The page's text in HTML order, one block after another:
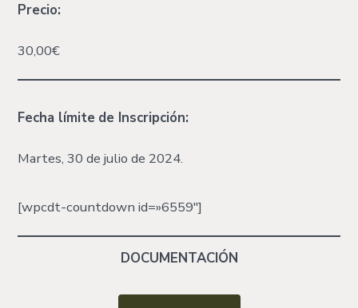
Precio:
30,00€
Fecha límite de Inscripción:
Martes, 30 de julio de 2024.
[wpcdt-countdown id=»6559″]
DOCUMENTACIÓN